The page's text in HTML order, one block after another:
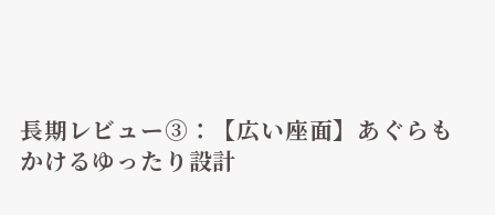
長期レビュー③：【広い座面】あぐらも
かけるゆったり設計